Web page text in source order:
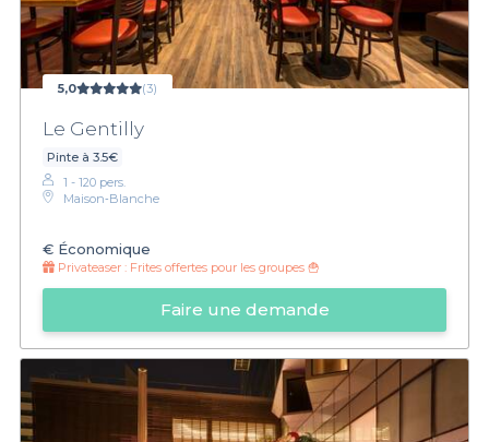
5,0 (3)
Le Gentilly
Pinte à 3.5€
1 - 120 pers.
Maison‑Blanche
€ Économique
Privateaser : Frites offertes pour les groupes 🍟
Faire une demande